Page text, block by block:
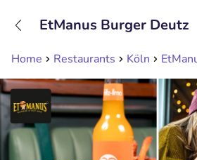
Home Restaurants Köln
EtManus Burger Deutz